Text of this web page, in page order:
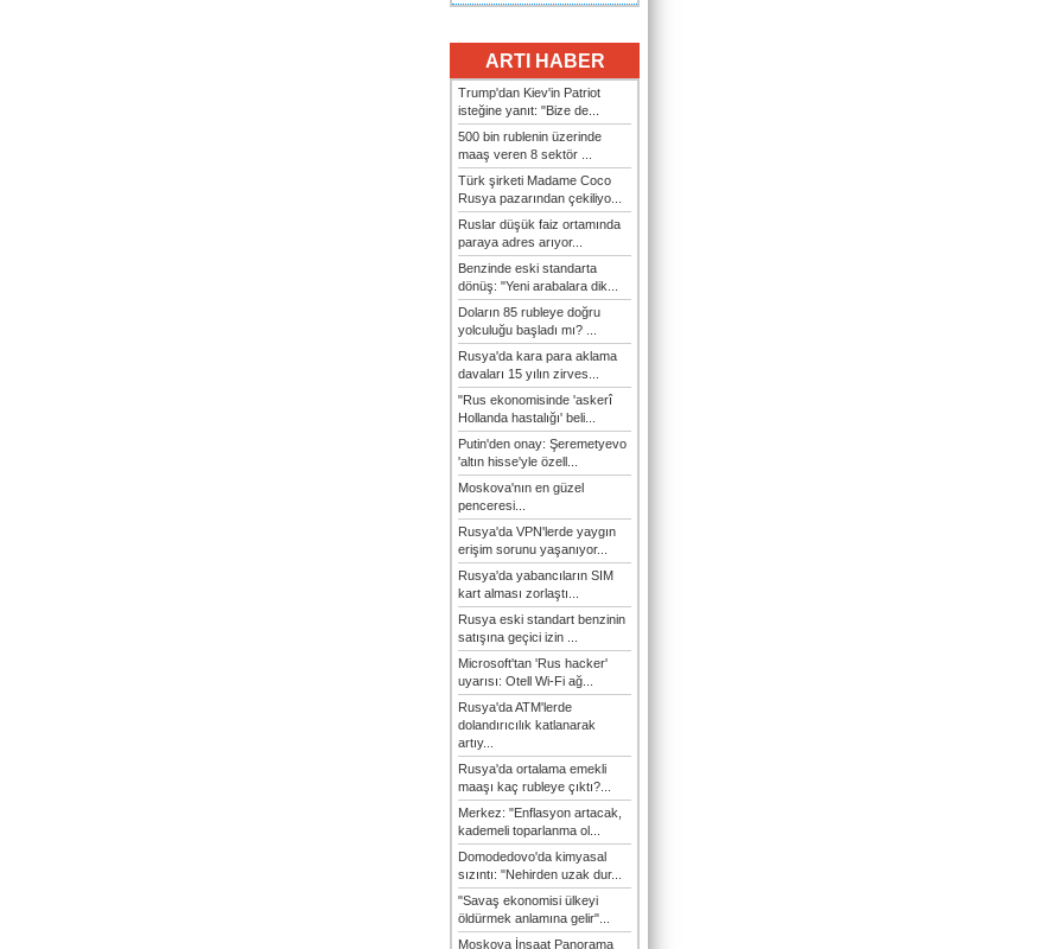
ARTI HABER
Trump'dan Kiev'in Patriot
isteğine yanıt: "Bize de...
500 bin rublenin üzerinde
maaş veren 8 sektör ...
Türk şirketi Madame Coco
Rusya pazarından çekiliyo...
Ruslar düşük faiz ortamında
paraya adres arıyor...
Benzinde eski standarta
dönüş: "Yeni arabalara dik...
Doların 85 rubleye doğru
yolculuğu başladı mı? ...
Rusya'da kara para aklama
davaları 15 yılın zirves...
"Rus ekonomisinde 'askerî
Hollanda hastalığı' beli...
Putin'den onay: Şeremetyevo
'altın hisse'yle özell...
Moskova'nın en güzel
penceresi...
Rusya'da VPN'lerde yaygın
erişim sorunu yaşanıyor...
Rusya'da yabancıların SIM
kart alması zorlaştı...
Rusya eski standart benzinin
satışına geçici izin ...
Microsoft'tan 'Rus hacker'
uyarısı: Otell Wi-Fi ağ...
Rusya'da ATM'lerde
dolandırıcılık katlanarak
artıy...
Rusya'da ortalama emekli
maaşı kaç rubleye çıktı?...
Merkez: "Enflasyon artacak,
kademeli toparlanma ol...
Domodedovo'da kimyasal
sızıntı: "Nehirden uzak dur...
"Savaş ekonomisi ülkeyi
öldürmek anlamına gelir"...
Moskova İnşaat Panorama